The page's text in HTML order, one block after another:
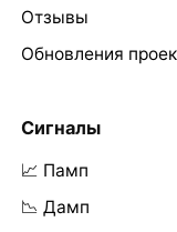
Отзывы
Обновления
Сигналы
📈 Памп
📉 Дамп